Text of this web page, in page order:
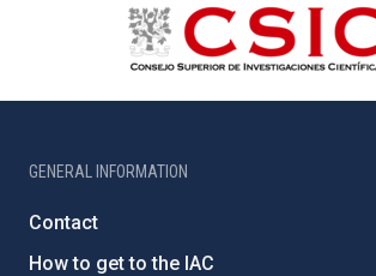
GENERAL INFORMATION
Contact
How to get to the IAC